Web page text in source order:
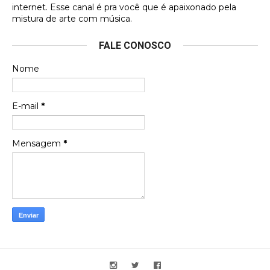
Francierton
futuras aquisições, e olhando o encarte aqui, me
Francierton
Espero que tenham sentido minha falta, informo
que estou de volta para trazer mais contribuições
internet. Esse canal é pra você que é apaixonado pela
mistura de arte com música.
FALE CONOSCO
Nome
E-mail *
Mensagem *